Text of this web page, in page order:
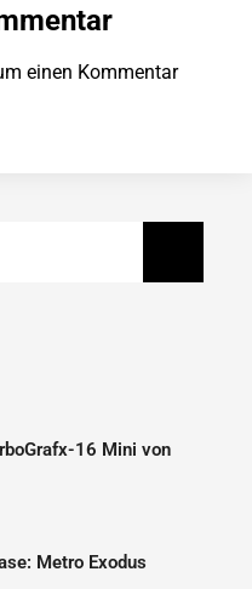
einen Kommentar
16 Mini von
Metro Exodus